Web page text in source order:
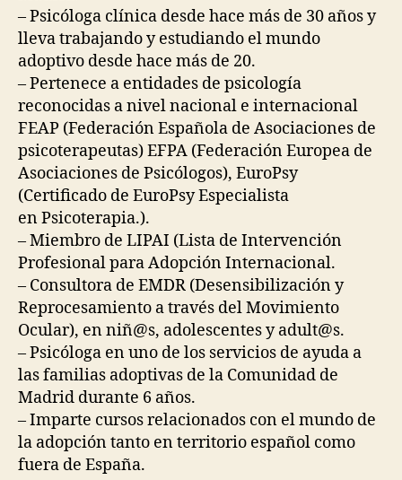
– Psicóloga clínica desde hace más de 30 años y
lleva trabajando y estudiando el mundo
adoptivo desde hace más de 20.
– Pertenece a entidades de psicología
reconocidas a nivel nacional e internacional
FEAP (Federación Española de Asociaciones de
psicoterapeutas) EFPA (Federación Europea de
Asociaciones de Psicólogos), EuroPsy
(Certificado de EuroPsy Especialista
en Psicoterapia.).
– Miembro de LIPAI (Lista de Intervención
Profesional para Adopción Internacional.
– Consultora de EMDR (Desensibilización y
Reprocesamiento a través del Movimiento
Ocular), en niñ@s, adolescentes y adult@s.
– Psicóloga en uno de los servicios de ayuda a
las familias adoptivas de la Comunidad de
Madrid durante 6 años.
– Imparte cursos relacionados con el mundo de
la adopción tanto en territorio español como
fuera de España.